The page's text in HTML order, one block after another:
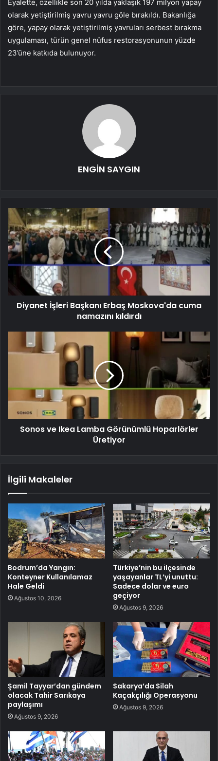
Eyalette, özellikle son 20 yılda yaklaşık 197 milyon yapay
olarak yetiştirilmiş yavru yavru göle bırakıldı. Bakanlığa
göre, yapay olarak yetiştirilmiş yavruları serbest bırakma
uygulaması, türün genel nüfus restorasyonunun yüzde
23’üne katkıda bulunuyor.
ENGİN SAYGIN
Diyanet İşleri Başkanı Erbaş Moskova'da cuma
namazını kıldırdı
Sonos ve Ikea Lamba Görünümlü Hoparlörler
Üretiyor
İlgili Makaleler
Bodrum’da Yangın:
Konteyner Kullanılamaz
Hale Geldi
Ağustos 10, 2026
Türkiye’nin bu ilçesinde
yaşayanlar TL’yi unuttu:
Sadece dolar ve euro
geçiyor
Ağustos 9, 2026
Şamil Tayyar’dan gündem
olacak Tahir Sarıkaya
paylaşımı
Ağustos 9, 2026
Sakarya’da Silah
Kaçakçılığı Operasyonu
Ağustos 9, 2026